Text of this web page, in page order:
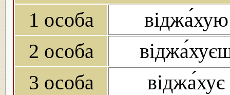
1 особа
віджа́хую
2 особа
3 особа
віджа́хує